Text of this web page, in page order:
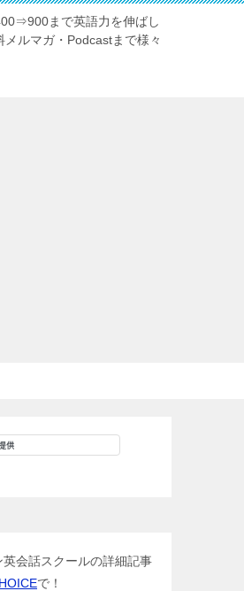
まで英語力を伸ばし
ルマガ・Podcastまで様々
英会話スクールの詳細記事
で！